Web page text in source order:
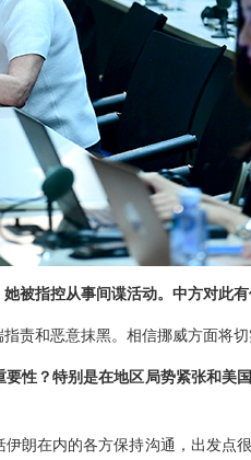
被指控从事间谍活动。中方对此
责和恶意抹黑。相信挪威方面将
性？特别是在地区局势紧张和美
朗在内的各方保持沟通，出发点